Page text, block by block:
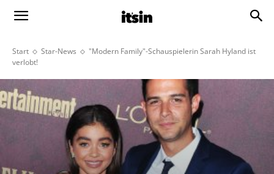
Start Star-News
"Modern Family"-Schauspielerin Sarah Hyland ist
verlobt!